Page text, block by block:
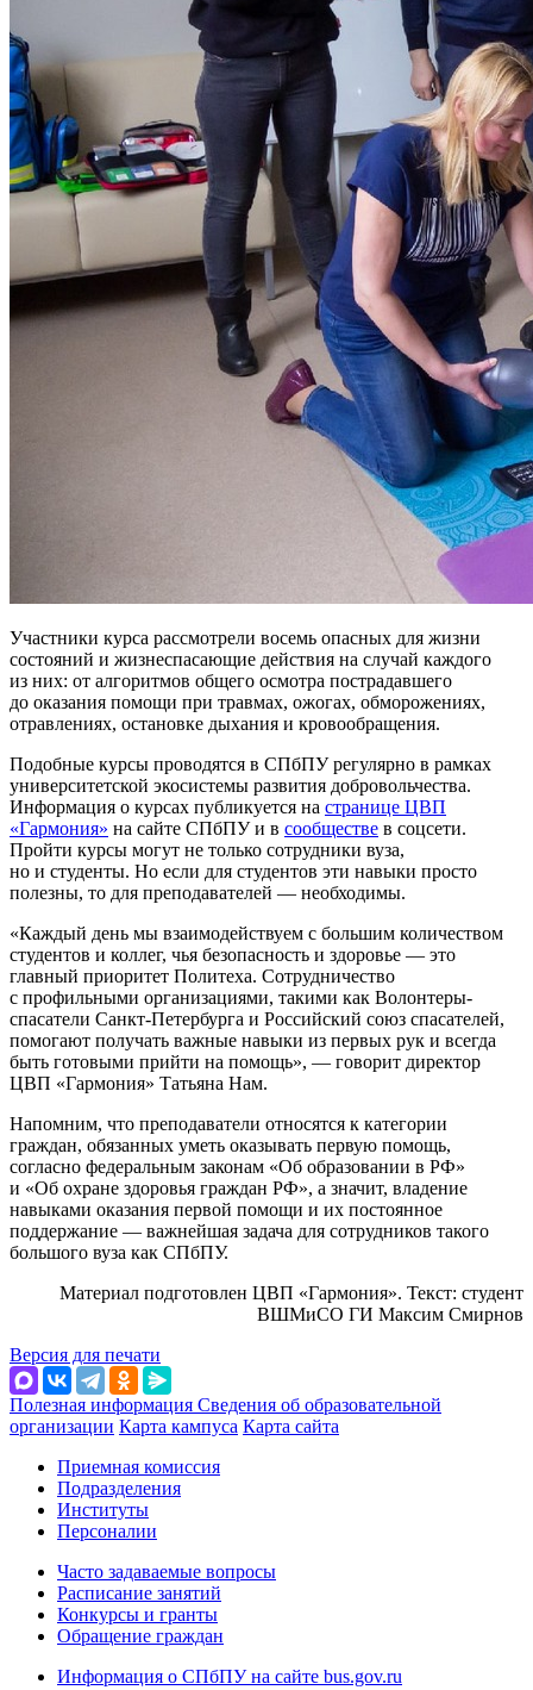
Участники курса рассмотрели восемь опасных для жизни
состояний и жизнеспасающие действия на случай каждого
из них: от алгоритмов общего осмотра пострадавшего
до оказания помощи при травмах, ожогах, обморожениях,
отравлениях, остановке дыхания и кровообращения.
Подобные курсы проводятся в СПбПУ регулярно в рамках
университетской экосистемы развития добровольчества.
Информация о курсах публикуется на странице ЦВП
«Гармония» на сайте СПбПУ и в сообществе в соцсети.
Пройти курсы могут не только сотрудники вуза,
но и студенты. Но если для студентов эти навыки просто
полезны, то для преподавателей — необходимы.
Каждый день мы взаимодействуем с большим количеством
студентов и коллег, чья безопасность и здоровье — это
главный приоритет Политеха. Сотрудничество
с профильными организациями, такими как Волонтеры-
спасатели Санкт-Петербурга и Российский союз спасателей,
помогают получать важные навыки из первых рук и всегда
быть готовыми прийти на помощь , — говорит директор
ЦВП «Гармония» Татьяна Нам.
Напомним, что преподаватели относятся к категории
граждан, обязанных уметь оказывать первую помощь,
согласно федеральным законам «Об образовании в РФ»
и «Об охране здоровья граждан РФ», а значит, владение
навыками оказания первой помощи и их постоянное
поддержание — важнейшая задача для сотрудников такого
большого вуза как СПбПУ.
Материал подготовлен ЦВП «Гармония». Текст: студент
ВШМиСО ГИ Максим Смирнов
Версия для печати
Полезная информация Сведения об образовательной
организации Карта кампуса Карта сайта
Приемная комиссия
Подразделения
Институты
Персоналии
Часто задаваемые вопросы
Расписание занятий
Конкурсы и гранты
Обращение граждан
Информация о СПбПУ на сайте bus.gov.ru